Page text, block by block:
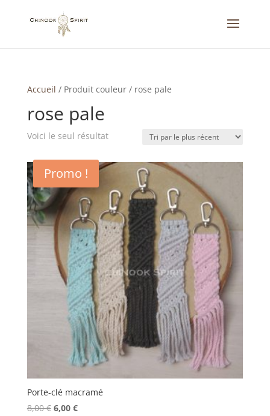
Accueil / Produit couleur/ rose pale
rose pale
Voici le seul résultat
Promo !
Porte-clé macramé
8,00€ Le
6,00 €Le